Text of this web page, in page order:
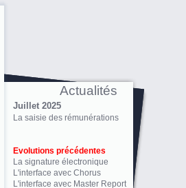
Actualités
Juillet 2025
La saisie des rémunérations
Evolutions précédentes
La signature électronique
L'interface avec Chorus
L'interface avec Master Report